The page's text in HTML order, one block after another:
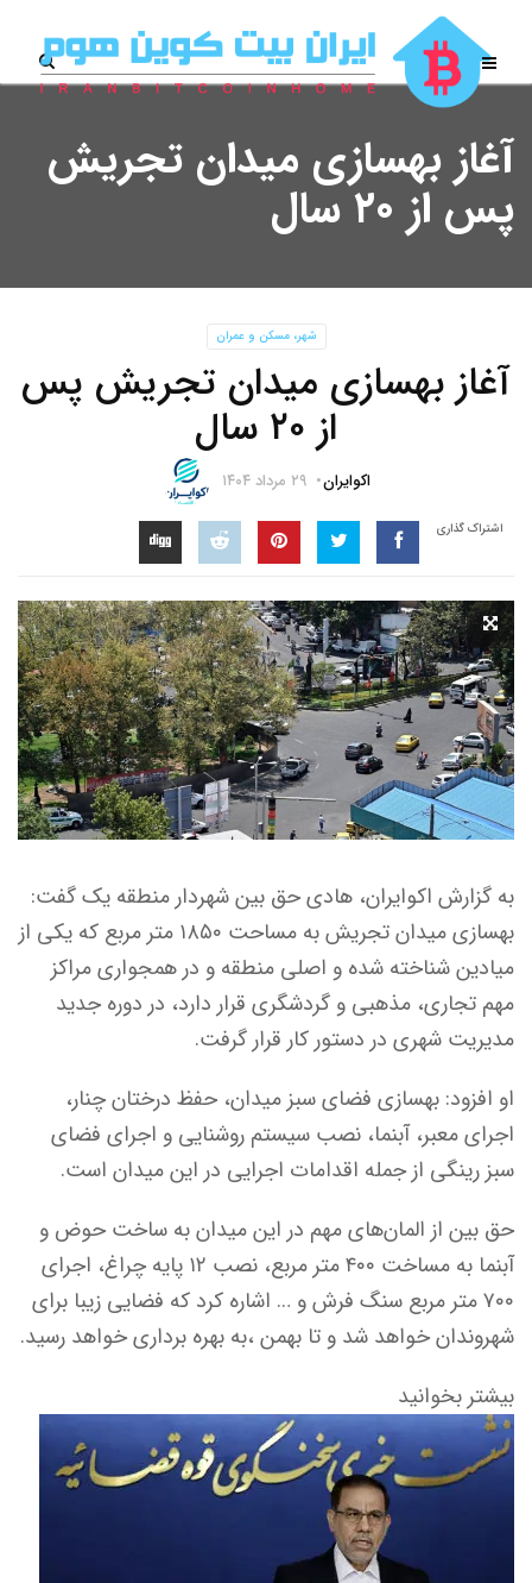
آغاز بهسازی میدان تجریش
پس از ۲۰ سال
شهر، مسکن و عمران
آغاز بهسازی میدان تجریش پس
از ۲۰ سال
اکوایران ۲۹ مرداد ۱۴۰۴
اشتراک گذاری
به گزارش اکوایران، هادی حق بین شهردار منطقه یک گفت:
بهسازی میدان تجریش به مساحت ۱۸۵۰ متر مربع که یکی از
میادین شناخته شده و اصلی منطقه و در همجواری مراکز
مهم تجاری، مذهبی و گردشگری قرار دارد، در دوره جدید
مدیریت شهری در دستور کار قرار گرفت.
او افزود: بهسازی فضای سبز میدان، حفظ درختان چنار،
اجرای معبر، آبنما، نصب سیستم روشنایی و اجرای فضای
سبز رینگی از جمله اقدامات اجرایی در این میدان است.
حق بین از المان‌های مهم در این میدان به ساخت حوض و
آبنما به مساخت ۴۰۰ متر مربع، نصب ۱۲ پایه چراغ، اجرای
۷۰۰ متر مربع سنگ فرش و … اشاره کرد که فضایی زیبا برای
شهروندان خواهد شد و تا بهمن ،به بهره برداری خواهد رسید.
بیشتر بخوانید